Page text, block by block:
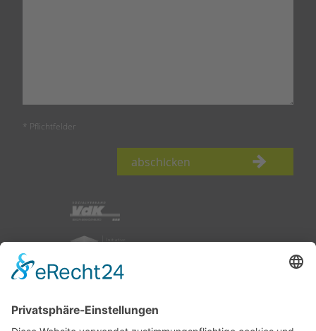
* Pflichtfelder
abschicken